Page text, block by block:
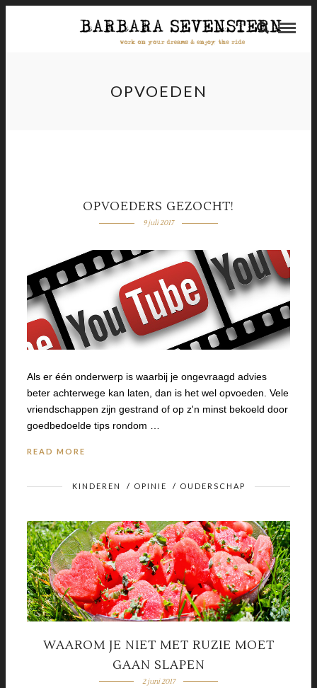
OPVOEDEN
OPVOEDERS GEZOCHT!
9 juli 2017
Als er één onderwerp is waarbij je ongevraagd advies
beter achterwege kan laten, dan is het wel opvoeden. Vele
vriendschappen zijn gestrand of op z'n minst bekoeld door
goedbedoelde tips rondom …
READ MORE
KINDEREN / OPINIE / OUDERSCHAP
WAAROM JE NIET MET RUZIE MOET
GAAN SLAPEN
2 juni 2017